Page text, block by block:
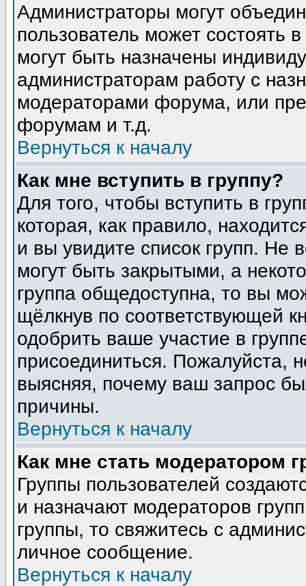
Администраторы могут
пользователь может состоять
могут быть назначены
администраторам работу с
модераторами форума, или
форумам и т.д.
Вернуться к началу
Как мне вступить в группу?
Для того, чтобы вступить в
которая, как правило,
и вы увидите список групп. Не
могут быть закрытыми, а
группа общедоступна, то вы
щёлкнув по соответствующей
одобрить ваше участие в
присоединиться. Пожалуйста,
выясняя, почему ваш запрос
причины.
Вернуться к началу
Как мне стать модератором
Группы пользователей
и назначают модераторов
группы, то свяжитесь с
личное сообщение.
Вернуться к началу